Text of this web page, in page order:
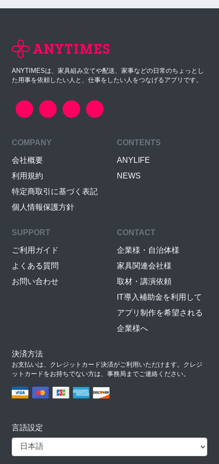
ANYTIMESは、家具組み立てや配送、家事などの日常のちょっとし
た用事を依頼したい人と、仕事をしたい人をつなげるアプリです。
COMPANY
会社概要
利用規約
特定商取引に基づく表記
個人情報保護方針
CONTENTS
ANYLIFE
NEWS
SUPPORT
ご利用ガイド
よくある質問
お問い合わせ
CONTACT
企業様・自治体様
家具関連会社様
取材・講演依頼
IT導入補助金を利用して
アプリ制作を希望される
企業様へ
決済方法
お支払いは、クレジットカード決済がご利用いただけます。クレジ
ットカードをお持ちでない方は、事務局までご連絡ください。
言語設定